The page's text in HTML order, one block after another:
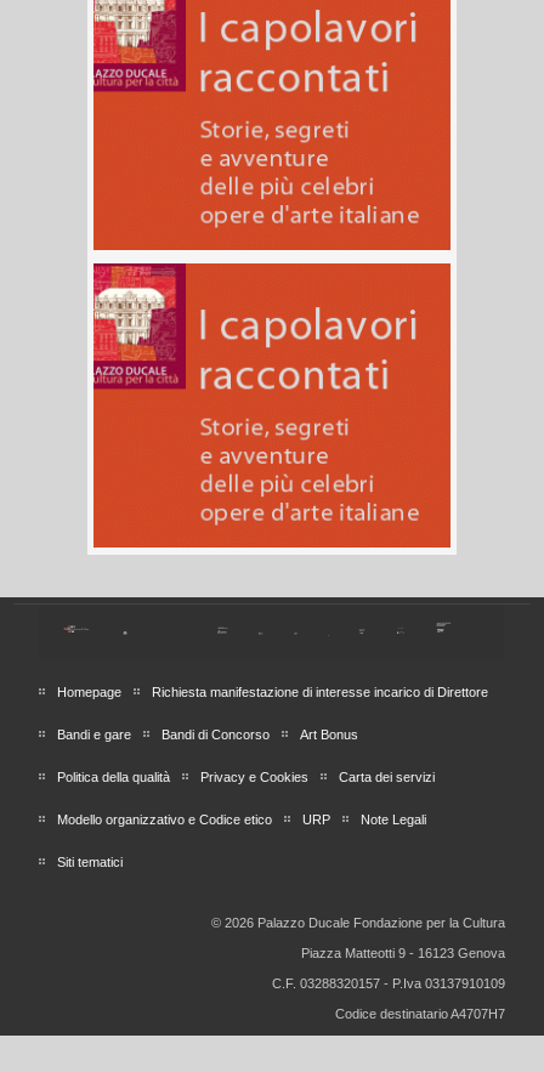
Homepage Richiesta manifestazione di interesse incarico di Direttore
Bandi e gare Bandi di Concorso Art Bonus
Politica della qualità Privacy e Cookies Carta dei servizi
Modello organizzativo e Codice etico URP Note Legali
Siti tematici
© 2026 Palazzo Ducale Fondazione per la Cultura
Piazza Matteotti 9 - 16123 Genova
C.F. 03288320157 - P.Iva 03137910109
Codice destinatario A4707H7